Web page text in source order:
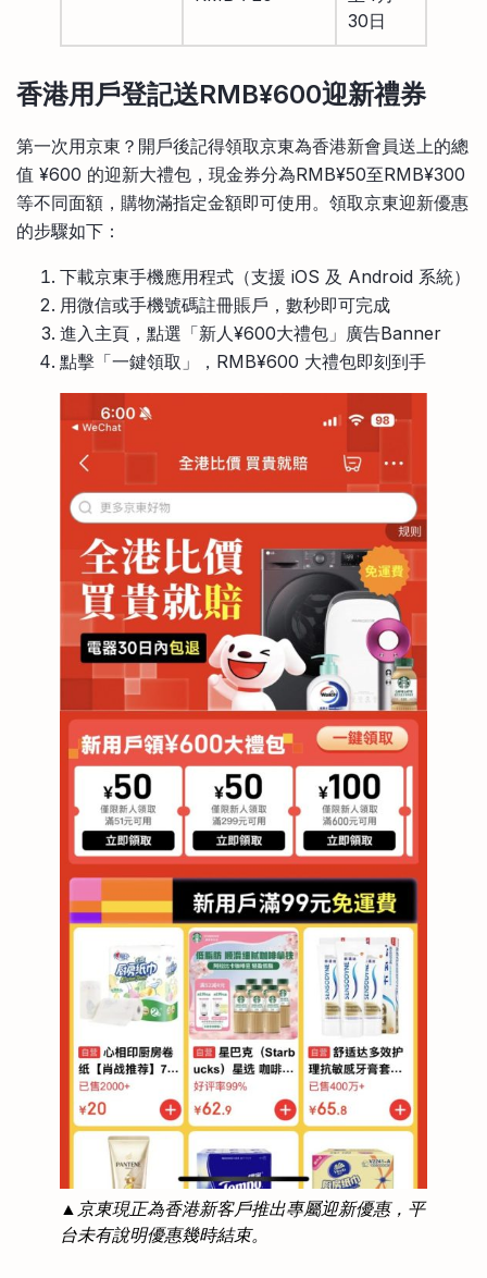
30日
香港用戶登記送RMB¥600迎新禮券
第一次用京東？開戶後記得領取京東為香港新會員送上的總
值 ¥600 的迎新大禮包，現金券分為RMB¥50至RMB¥300
等不同面額，購物滿指定金額即可使用。領取京東迎新優惠
的步驟如下：
下載京東手機應用程式（支援 iOS 及 Android 系統）
用微信或手機號碼註冊賬戶，數秒即可完成
進入主頁，點選「新人¥600大禮包」廣告Banner
點擊「一鍵領取」，RMB¥600 大禮包即刻到手
▲京東現正為香港新客戶推出專屬迎新優惠，平
台未有說明優惠幾時結束。